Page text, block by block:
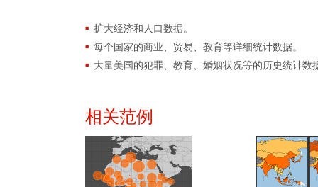
扩大经济和人口数据。
每个国家的商业、贸易、教育等详细统计数据。
大量美国的犯罪、教育、婚姻状况等的历史统计数
相关范例